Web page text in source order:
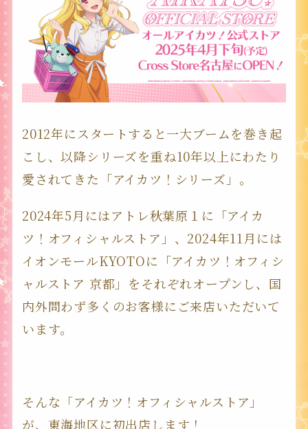
2012年にスタートすると一大ブームを巻き起
こし、以降シリーズを重ね10年以上にわたり
愛されてきた「アイカツ！シリーズ」。
2024年5月にはアトレ秋葉原１に「アイカ
ツ！オフィシャルストア」、2024年11月には
イオンモールKYOTOに「アイカツ！オフィシ
ャルストア 京都」をそれぞれオープンし、国
内外問わず多くのお客様にご来店いただいて
います。
そんな「アイカツ！オフィシャルストア」
が、東海地区に初出店します！